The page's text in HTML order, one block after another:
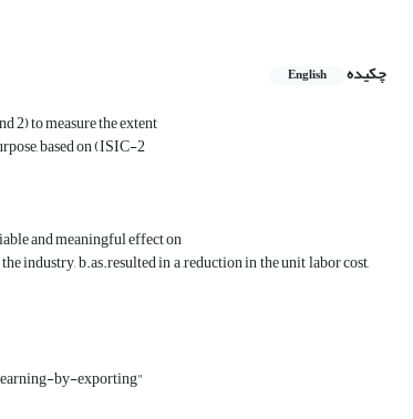
چکیده English
2) to measure the extent
based on (ISIC-2
and meaningful effect on
industry, b.as.resulted in a ,reduction in the unit labor cost,
by-exporting"